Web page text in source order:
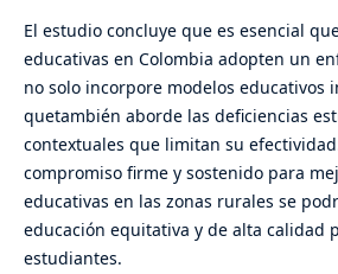
El estudio concluye que es esencial
educativas en Colombia adopten un
no solo incorpore modelos educativos
quetambién aborde las deficiencias
contextuales que limitan su
compromiso firme y sostenido para
educativas en las zonas rurales se
educación equitativa y de alta calidad
estudiantes.